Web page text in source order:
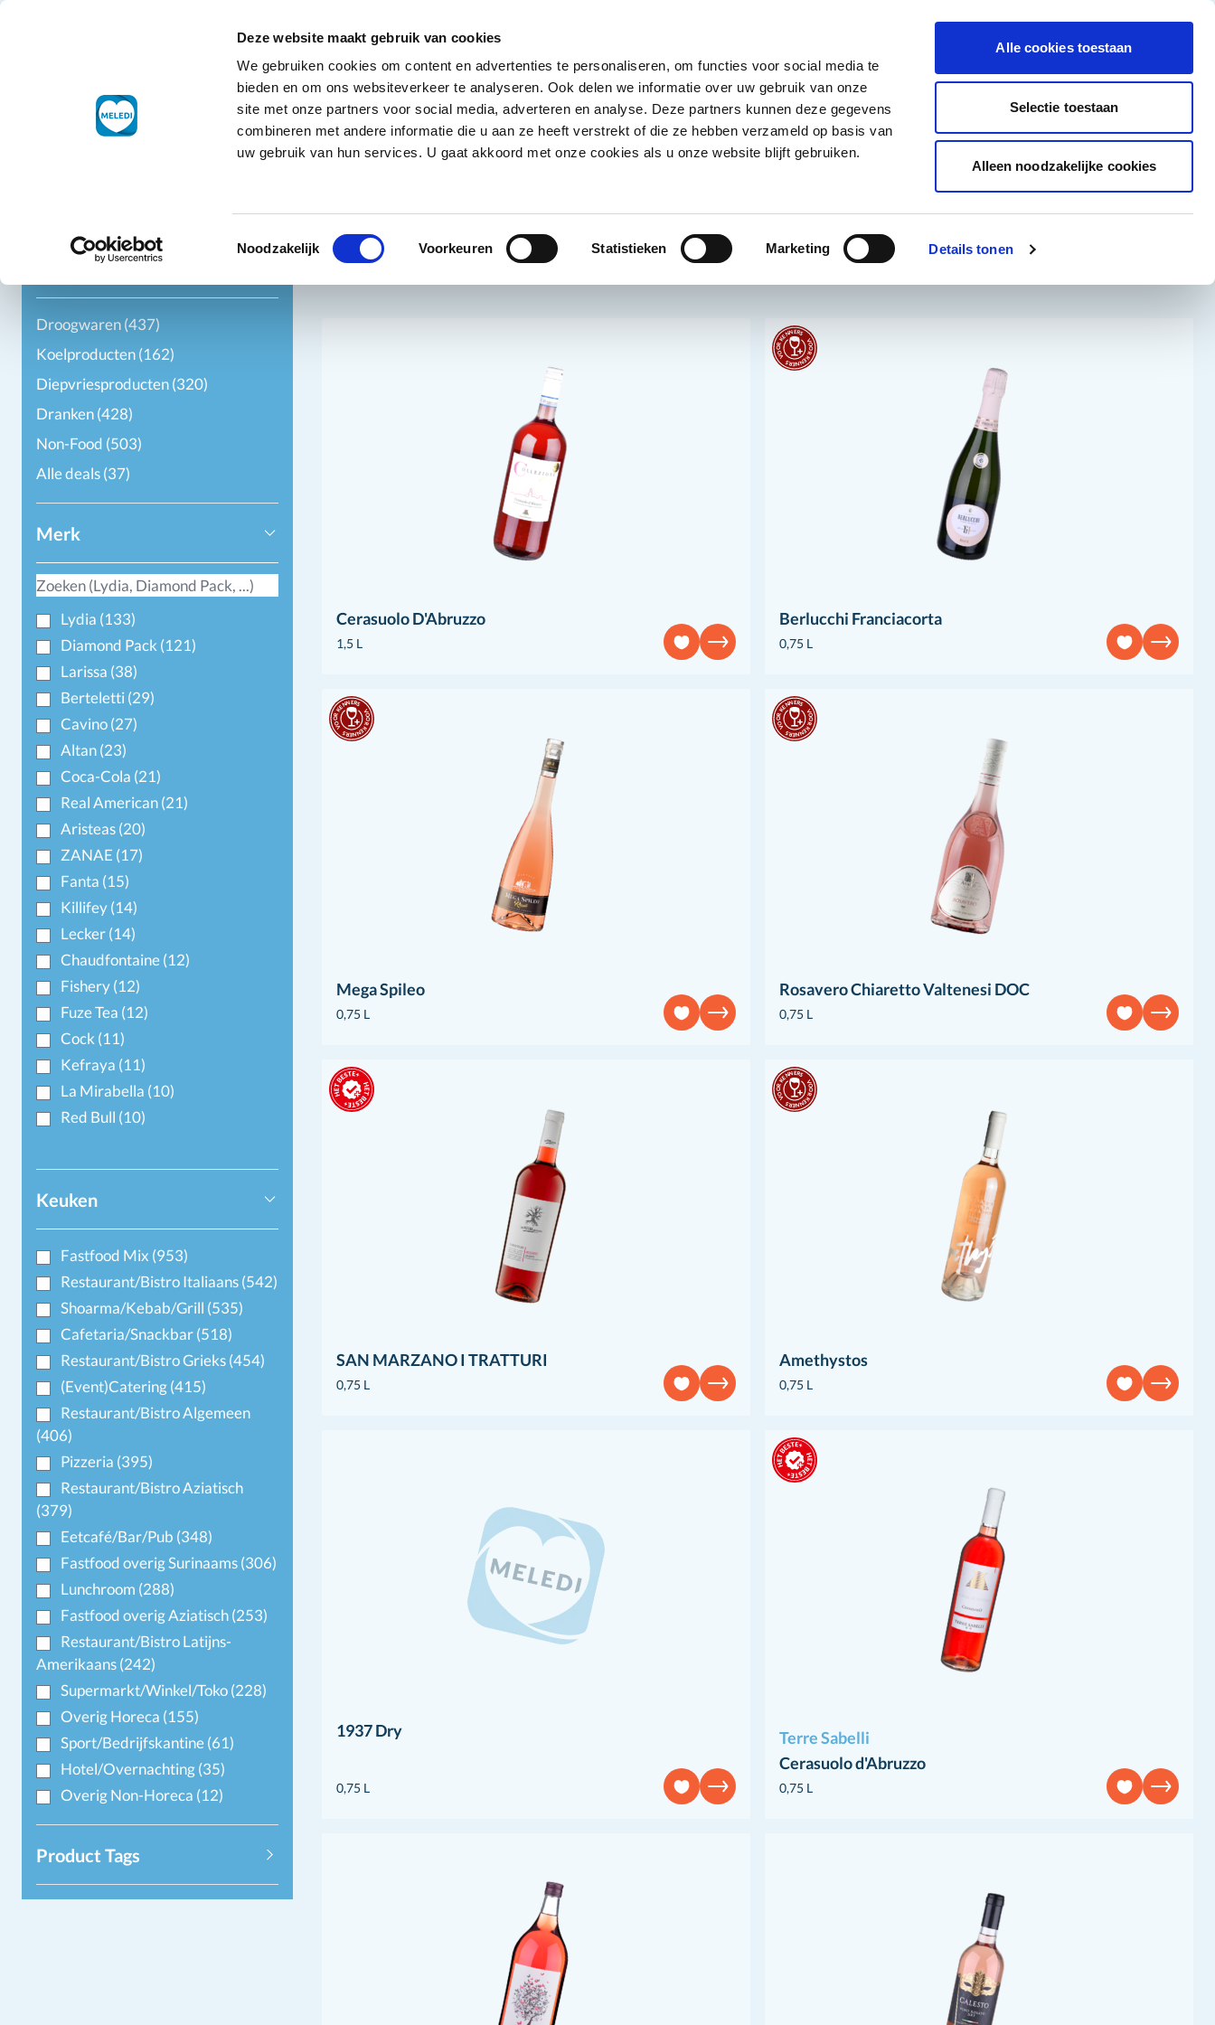
Deze website maakt gebruik van cookies
We gebruiken cookies om content en advertenties te personaliseren, om functies voor social media te
bieden en om ons websiteverkeer te analyseren. Ook delen we informatie over uw gebruik van onze
site met onze partners voor social media, adverteren en analyse. Deze partners kunnen deze gegevens
combineren met andere informatie die u aan ze heeft verstrekt of die ze hebben verzameld op basis van
uw gebruik van hun services. U gaat akkoord met onze cookies als u onze website blijft gebruiken.
Toestemmingsselectie
Noodzakelijk Voorkeuren Statistieken Marketing Details tonen
Alle cookies toestaan
Selectie toestaan
Alleen noodzakelijke cookies
Ga naar de inhoud
Droogwaren
Show submenu for Droogwaren category
Koelproducten
Show submenu for Koelproducten category
Diepvriesproducten
Show submenu for Diepvriesproducten category
Dranken
Show submenu for Dranken category
Non-Food
Alle deals
Word klant
Categorie
Droogwaren(437)
Koelproducten(162)
Diepvriesproducten(320)
Dranken(428)
Non-Food (503)
Alle deals(37)
Merk
Lydia (133)
Diamond Pack (121)
Larissa (38)
Berteletti(29)
Cavino(27)
Altan(23)
Coca-Cola (21)
Real American(21)
Aristeas(20)
ZANAE (17)
Fanta (15)
Killifey(14)
Lecker(14)
Chaudfontaine(12)
Fishery(12)
Fuze Tea (12)
Cock (11)
Kefraya (11)
La Mirabella (10)
Red Bull (10)
Keuken
Fastfood Mix (953)
Restaurant/Bistro Italiaans(542)
Shoarma/Kebab/Grill (535)
Cafetaria/Snackbar(518)
Restaurant/Bistro Grieks(454)
(Event)Catering(415)
Restaurant/Bistro Algemeen
(406)
Pizzeria (395)
Restaurant/Bistro Aziatisch
(379)
Eetcafé/Bar/Pub (348)
Fastfood overig Surinaams(306)
Lunchroom (288)
Fastfood overig Aziatisch(253)
Restaurant/Bistro Latijns-
Amerikaans(242)
Supermarkt/Winkel/Toko(228)
Overig Horeca (155)
Sport/Bedrijfskantine(61)
Hotel/Overnachting(35)
Overig Non-Horeca (12)
Product Tags
Sorteer op:
Cerasuolo D'Abruzzo
1,5 L
Berlucchi Franciacorta
0,75 L
Mega Spileo
0,75 L
Rosavero Chiaretto Valtenesi DOC
0,75 L
SAN MARZANO I TRATTURI
0,75 L
Amethystos
0,75 L
1937 Dry
0,75 L
Terre Sabelli
Cerasuolo d'Abruzzo
0,75 L